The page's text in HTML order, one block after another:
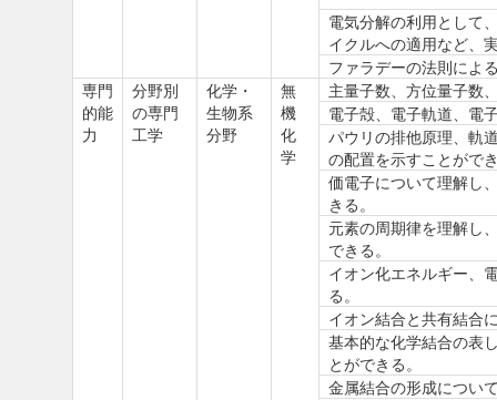
電気分解の利用として
イクルへの適用など、
ファラデーの法則によ
専門
的能
力
分野別
の専門
工学
化学・
生物系
分野
無
機
化
学
主量子数、方位量子数
電子殻、電子軌道、電
パウリの排他原理、軌
の配置を示すことがで
価電子について理解し
きる。
元素の周期律を理解し
できる。
イオン化エネルギー、
る。
イオン結合と共有結合
基本的な化学結合の表
とができる。
金属結合の形成につい